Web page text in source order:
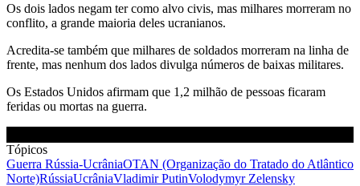
Os dois lados negam ter como alvo civis, mas milhares morreram no
conflito, a grande maioria deles ucranianos.
Acredita-se também que milhares de soldados morreram na linha de
frente, mas nenhum dos lados divulga números de baixas militares.
Os Estados Unidos afirmam que 1,2 milhão de pessoas ficaram
feridas ou mortas na guerra.
Tópicos
Guerra Rússia-UcrâniaOTAN (Organização do Tratado do Atlântico
Norte)RússiaUcrâniaVladimir PutinVolodymyr Zelensky